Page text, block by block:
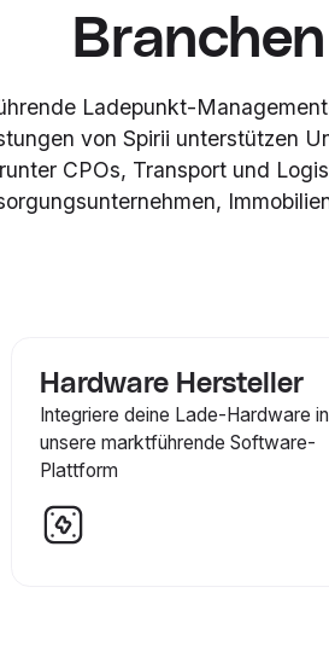
Branchen
Ladepunkt-
von Spirii unterstützen
CPOs, Transport und
Hardware Hersteller
Integriere deine Lade-Hardware in
unsere marktführende Software-
Plattform